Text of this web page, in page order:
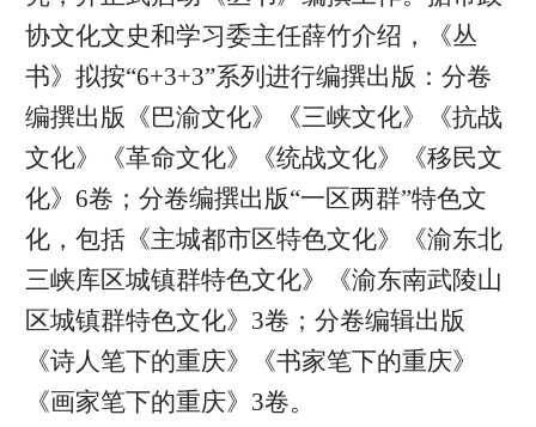
协文化文史和学习委主任薛竹介绍，《丛
书》拟按“6+3+3”系列进行编撰出版：分卷
编撰出版《巴渝文化》《三峡文化》《抗战
文化》《革命文化》《统战文化》《移民文
化》6卷；分卷编撰出版“一区两群”特色文
化，包括《主城都市区特色文化》《渝东北
三峡库区城镇群特色文化》《渝东南武陵山
区城镇群特色文化》3卷；分卷编辑出版
《诗人笔下的重庆》《书家笔下的重庆》
《画家笔下的重庆》3卷。